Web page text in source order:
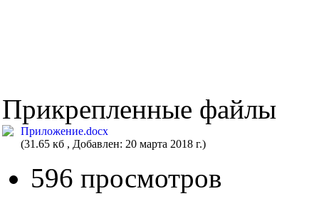
Прикрепленные файлы
Приложение.docx
(31.65 кб , Добавлен: 20 марта 2018 г.)
596 просмотров